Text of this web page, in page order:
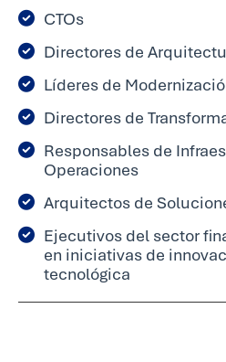
CTOs
Directores de
Líderes de
Directores de
Responsables de
Operaciones
Arquitectos de
Ejecutivos del sector
en iniciativas de
tecnológica